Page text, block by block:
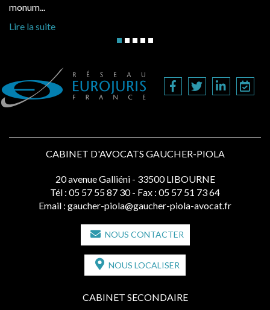
CABINET D'AVOCATS GAUCHER-PIOLA
20 avenue Galliéni - 33500 LIBOURNE
Tél : 05 57 55 87 30 - Fax : 05 57 51 73 64
Email : gaucher-piola@gaucher-piola-avocat.fr
NOUS CONTACTER
NOUS LOCALISER
CABINET SECONDAIRE